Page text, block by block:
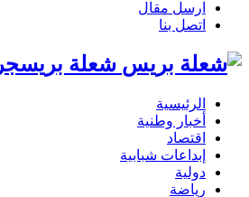
ارسل مقال
اتصل بنا
شعلة
الرئيسية
أخبار وطنية
اقتصاد
إبداعات شبابية
دولية
رياضة